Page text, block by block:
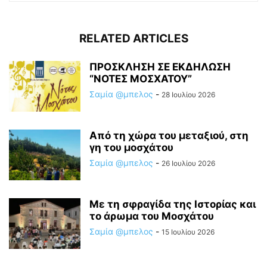
RELATED ARTICLES
ΠΡΟΣΚΛΗΣΗ ΣΕ ΕΚΔΗΛΩΣΗ
“ΝΟΤΕΣ ΜΟΣΧΑΤΟΥ”
Σαμία @μπελος - 28 Ιουλίου 2026
Από τη χώρα του μεταξιού, στη
γη του μοσχάτου
Σαμία @μπελος - 26 Ιουλίου 2026
Με τη σφραγίδα της Ιστορίας και
το άρωμα του Μοσχάτου
Σαμία @μπελος - 15 Ιουλίου 2026